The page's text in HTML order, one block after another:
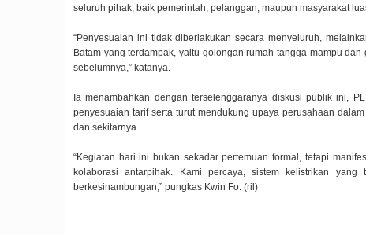
seluruh pihak, baik pemerintah, pelanggan, maupun masyarakat
“Penyesuaian ini tidak diberlakukan secara menyeluruh,
Batam yang terdampak, yaitu golongan rumah tangga mampu
sebelumnya,” katanya.
Ia menambahkan dengan terselenggaranya diskusi publik ini,
penyesuaian tarif serta turut mendukung upaya perusahaan
dan sekitarnya.
“Kegiatan hari ini bukan sekadar pertemuan formal, tetapi
kolaborasi antarpihak. Kami percaya, sistem kelistrikan
berkesinambungan,” pungkas Kwin Fo. (ril)